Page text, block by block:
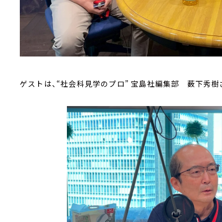
ゲストは、“社会科見学のプロ” 宝島社編集部 薮下秀樹